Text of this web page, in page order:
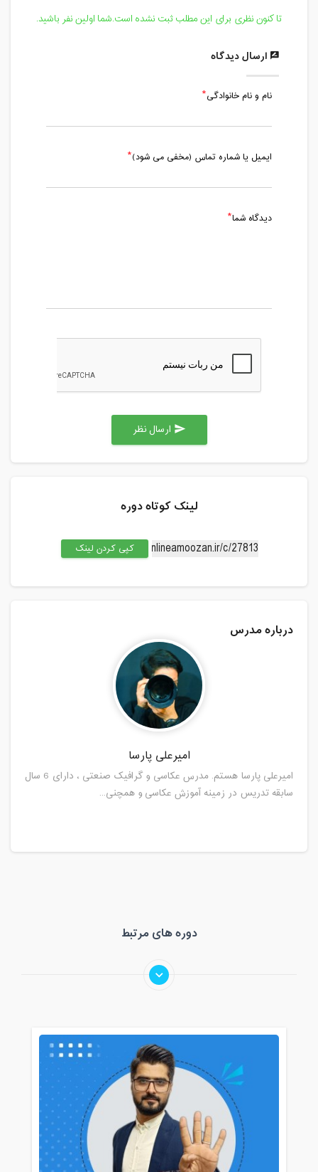
تا کنون نظری برای این مطلب ثبت نشده است.شما اولین نفر باشید.
ارسال دیدگاه
نام و نام خانوادگی
ایمیل یا شماره تماس (مخفی می شود)
دیدگاه شما
send
لینک کوتاه دوره
کپی کردن لینک
درباره مدرس
امیرعلی پارسا
امیرعلی پارسا هستم. مدرس عکاسی و گرافیک صنعتی ، دارای 6 سال
سابقه تدریس در زمینه آموزش عکاسی و همچنی...
دوره های مرتبط